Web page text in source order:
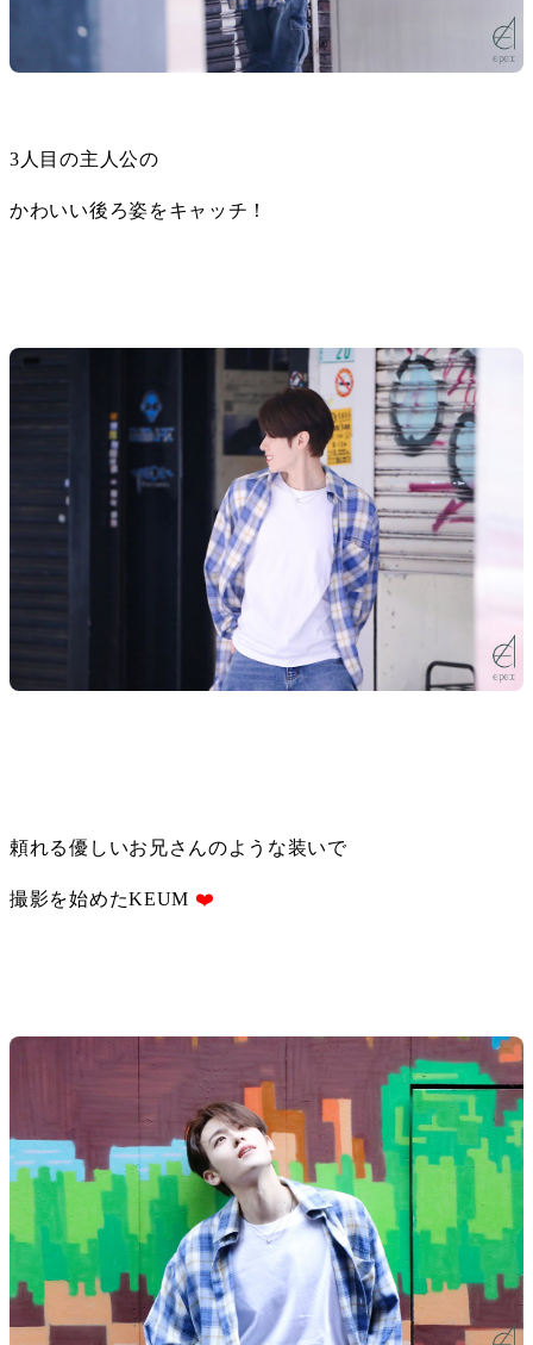
3人目の主人公の
かわいい後ろ姿をキャッチ！
頼れる優しいお兄さんのような装いで
撮影を始めたKEUM ❤️